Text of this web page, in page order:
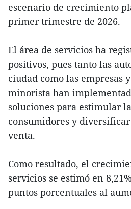
escenario de crecimiento
primer trimestre de 2026.
El área de servicios ha
positivos, pues tanto las
ciudad como las empresas
minorista han
soluciones para estimular
consumidores y diversificar
venta.
Como resultado, el
servicios se estimó en
puntos porcentuales al